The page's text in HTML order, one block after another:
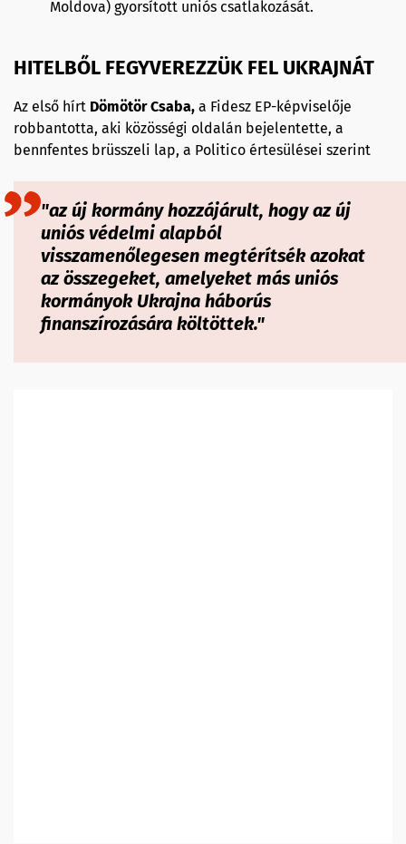
Moldova) gyorsított uniós csatlakozását.
HITELBŐL FEGYVEREZZÜK FEL UKRAJNÁT
Az első hírt Dömötör Csaba, a Fidesz EP-képviselője
robbantotta, aki közösségi oldalán bejelentette, a
bennfentes brüsszeli lap, a Politico értesülései szerint
"az új kormány hozzájárult, hogy az új
uniós védelmi alapból
visszamenőlegesen megtérítsék azokat
az összegeket, amelyeket más uniós
kormányok Ukrajna háborús
finanszírozására költöttek."